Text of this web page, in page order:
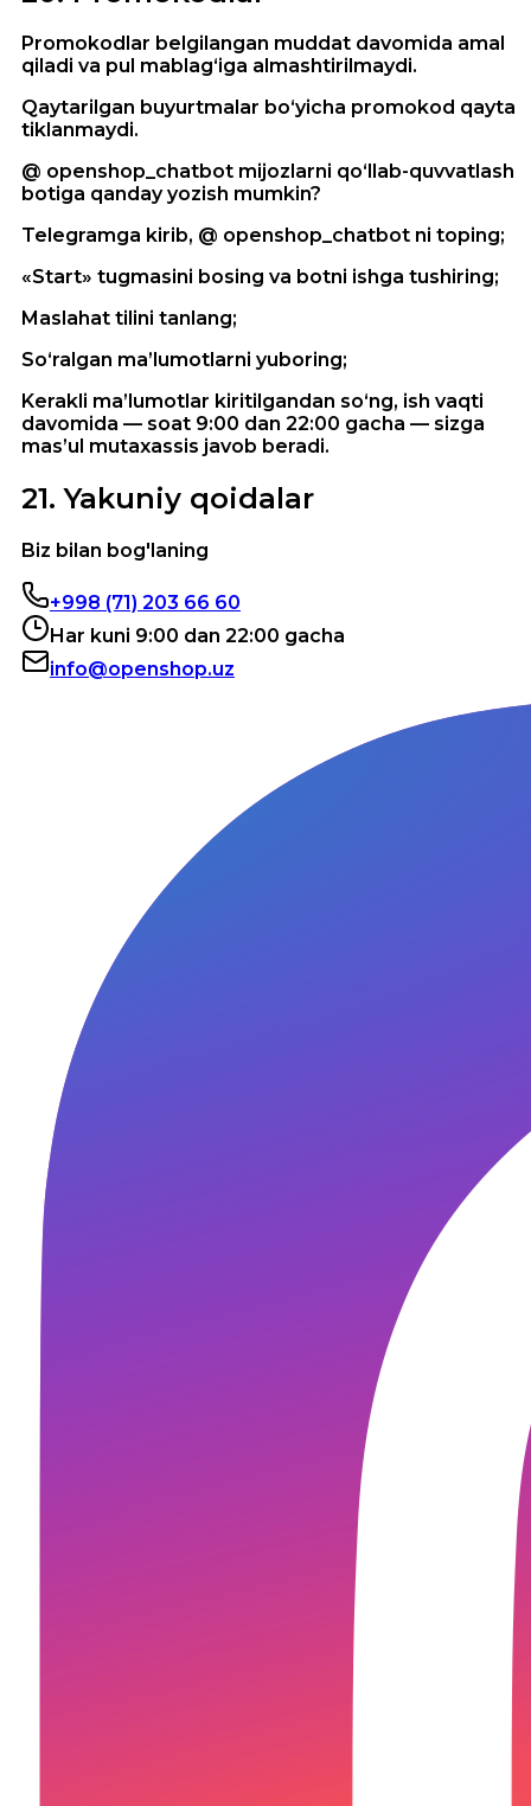
Promokodlar belgilangan muddat davomida amal
qiladi va pul mablag‘iga almashtirilmaydi.
Qaytarilgan buyurtmalar bo‘yicha promokod qayta
tiklanmaydi.
@ openshop_chatbot mijozlarni qo‘llab-quvvatlash
botiga qanday yozish mumkin?
Telegramga kirib, @ openshop_chatbot ni toping;
«Start» tugmasini bosing va botni ishga tushiring;
Maslahat tilini tanlang;
So‘ralgan ma’lumotlarni yuboring;
Kerakli ma’lumotlar kiritilgandan so‘ng, ish vaqti
davomida — soat 9:00 dan 22:00 gacha — sizga
mas’ul mutaxassis javob beradi.
21.Yakuniy qoidalar
Biz bilan bog'laning
+998 (71) 203 66 60
Har kuni 9:00 dan 22:00 gacha
info@openshop.uz